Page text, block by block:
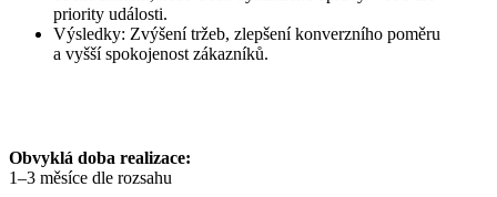
priority události.
Výsledky: Zvýšení tržeb, zlepšení konverzního poměru
a vyšší spokojenost zákazníků.
Obvyklá doba realizace:
1–3 měsíce dle rozsahu